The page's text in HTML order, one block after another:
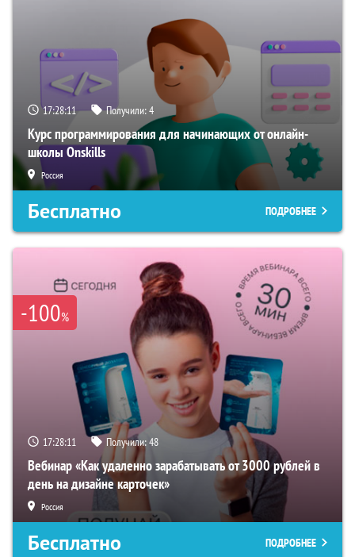
17:28:10 Получили:4
Курс программирования для начинающих от онлайн-
школы Onskills
Россия
Бесплатно ПОДРОБНЕЕ
-100%
17:28:10 Получили:48
Вебинар «Как удаленно зарабатывать от 3000 рублей в
день на дизайне карточек»
Россия
Бесплатно ПОДРОБНЕЕ